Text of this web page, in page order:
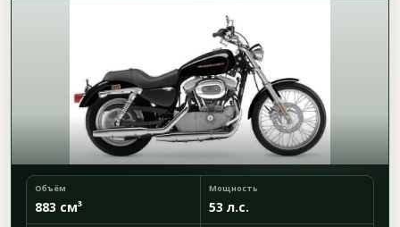
Объём
883 см³
Мощность
53 л.с.